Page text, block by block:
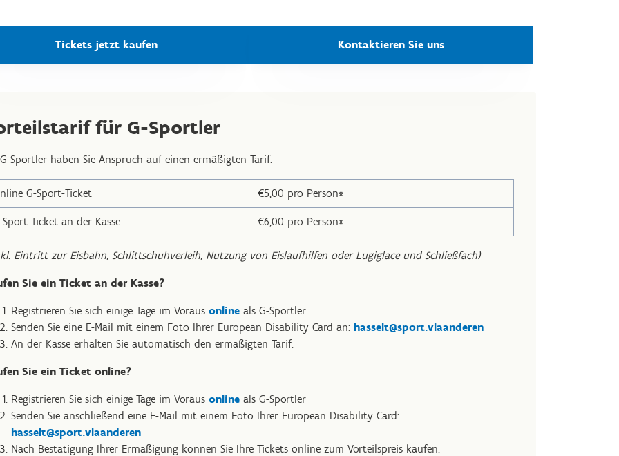
Tickets jetzt kaufen Kontaktieren Sie uns
für G-Sportler
Sportler haben Sie Anspruch auf einen ermäßigten Tarif:
G-Sport-Ticket €5,00 pro Person*
Sport-Ticket an der Kasse €6,00 pro Person*
Eintritt zur Eisbahn, Schlittschuhverleih, Nutzung von Eislaufhilfen oder Lugiglace und Schließfach)
Sie ein Ticket an der Kasse?
Registrieren Sie sich einige Tage im Voraus online als G-Sportler
Senden Sie eine E-Mail mit einem Foto Ihrer European Disability Card an: hasselt@sport.vlaanderen
An der Kasse erhalten Sie automatisch den ermäßigten Tarif.
Sie ein Ticket online?
Registrieren Sie sich einige Tage im Voraus online als G-Sportler
Senden Sie anschließend eine E-Mail mit einem Foto Ihrer European Disability Card:
hasselt@sport.vlaanderen
Nach Bestätigung Ihrer Ermäßigung können Sie Ihre Tickets online zum Vorteilspreis kaufen.